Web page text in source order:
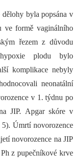
byla popsána v
ve formě vaginálního
řezem z důvodu
plodu bylo
komplikace nebyly
neonatální
v 1. týdnu po
JIP. Apgar skóre v
Úmrtí novorozence
novorozence na JIP
z pupečníkové krve